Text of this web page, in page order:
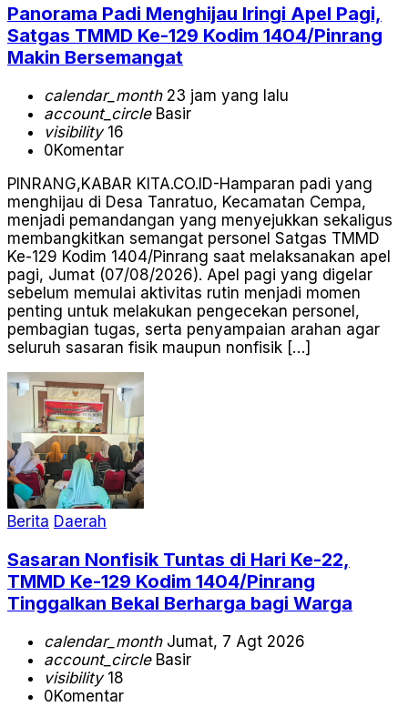
Panorama Padi Menghijau Iringi Apel Pagi,
Satgas TMMD Ke-129 Kodim 1404/Pinrang
Makin Bersemangat
calendar_month23 jam yang lalu
account_circleBasir
visibility16
0Komentar
PINRANG,KABAR KITA.CO.ID-Hamparan padi yang
menghijau di Desa Tanratuo, Kecamatan Cempa,
menjadi pemandangan yang menyejukkan sekaligus
membangkitkan semangat personel Satgas TMMD
Ke-129 Kodim 1404/Pinrang saat melaksanakan apel
pagi, Jumat (07/08/2026). Apel pagi yang digelar
sebelum memulai aktivitas rutin menjadi momen
penting untuk melakukan pengecekan personel,
pembagian tugas, serta penyampaian arahan agar
seluruh sasaran fisik maupun nonfisik […]
Berita Daerah
Sasaran Nonfisik Tuntas di Hari Ke-22,
TMMD Ke-129 Kodim 1404/Pinrang
Tinggalkan Bekal Berharga bagi Warga
calendar_monthJumat, 7 Agt 2026
account_circleBasir
visibility18
0Komentar